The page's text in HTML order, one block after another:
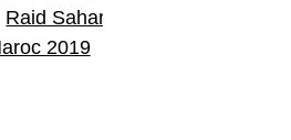
20.32 cm
Raid Sahara Tour
2019